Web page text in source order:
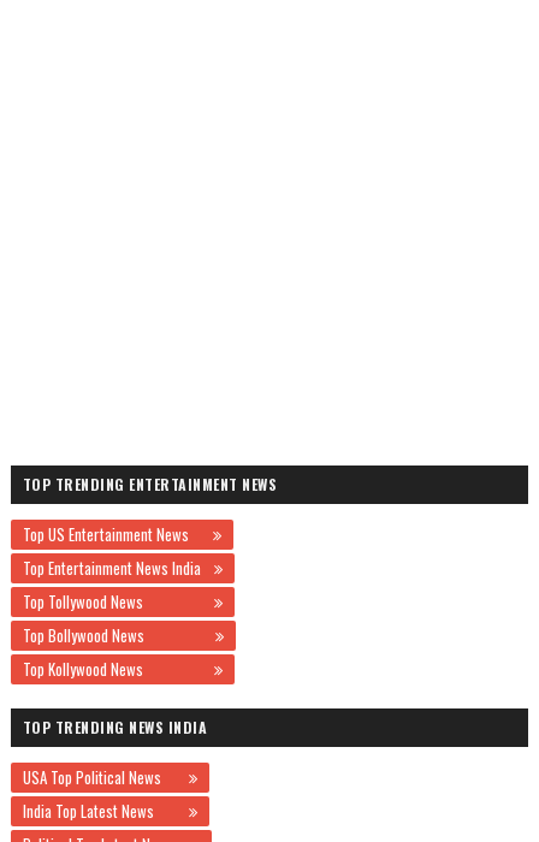
TOP TRENDING ENTERTAINMENT NEWS
Top US Entertainment News
Top Entertainment News India
Top Tollywood News
Top Bollywood News
Top Kollywood News
TOP TRENDING NEWS INDIA
USA Top Political News
India Top Latest News